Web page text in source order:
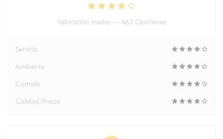
Valoración media — 463 Opiniones
Servicio
Ambiente
Comida
Calidad/Precio